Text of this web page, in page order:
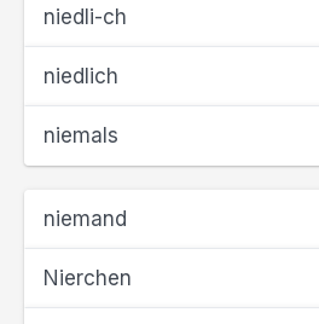
niedli-ch
niedlich
niemals
niemand
Nierchen